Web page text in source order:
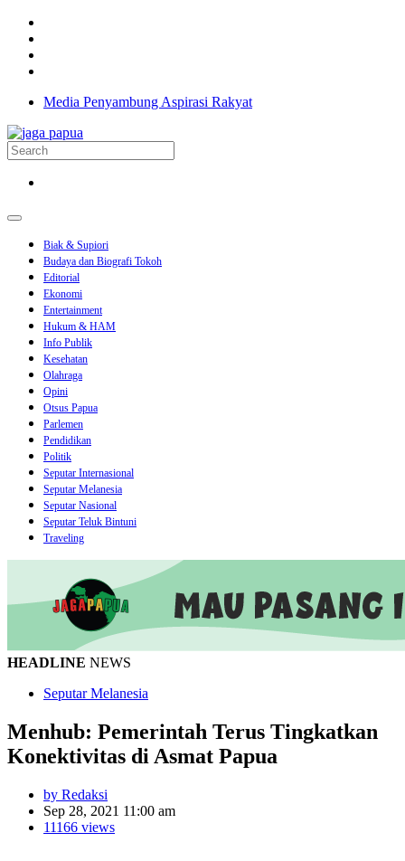
Media Penyambung Aspirasi Rakyat
Biak & Supiori
Budaya dan Biografi Tokoh
Editorial
Ekonomi
Entertainment
Hukum & HAM
Info Publik
Kesehatan
Olahraga
Opini
Otsus Papua
Parlemen
Pendidikan
Politik
Seputar Internasional
Seputar Melanesia
Seputar Nasional
Seputar Teluk Bintuni
Traveling
HEADLINE NEWS
Seputar Melanesia
Menhub: Pemerintah Terus Tingkatkan
Konektivitas di Asmat Papua
by Redaksi
Sep 28, 2021 11:00 am
11166 views